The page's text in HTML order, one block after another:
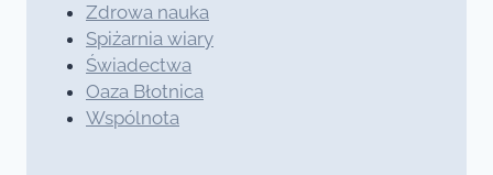
Zdrowa nauka
Spiżarnia wiary
Świadectwa
Oaza Błotnica
Wspólnota